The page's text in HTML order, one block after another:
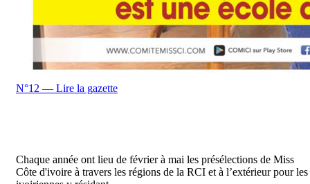
N°12 — Lire la gazette
Chaque année ont lieu de février à mai les présélections de Miss
Côte d'ivoire à travers les régions de la RCI et à l’extérieur pour les